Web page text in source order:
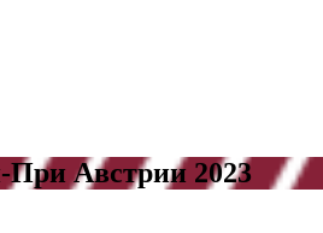
При Австрии 2023